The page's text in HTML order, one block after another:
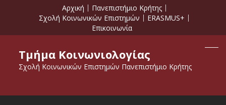
Αρχική
Πανεπιστήμιο Κρήτης
Σχολή Κοινωνικών Επιστημών
ERASMUS+
Επικοινωνία
Τμήμα Κοινωνιολογίας
Σχολή Κοινωνικών Επιστημών Πανεπιστήμιο Κρήτης